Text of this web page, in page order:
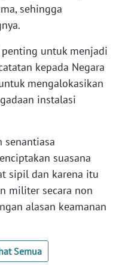
sehingga
untuk menjadi
kepada Negara
mengalokasikan
instalasi
senantiasa
suasana
sipil dan karena itu
militer secara non
alasan keamanan
Semua